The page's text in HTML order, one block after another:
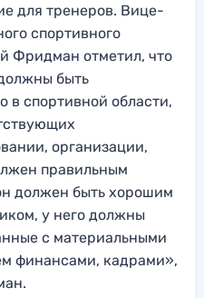
для тренеров. Вице-
спортивного
Фридман отметил, что
быть
в спортивной области,
организации,
правильным
должен быть хорошим
у него должны
с материальными
финансами, кадрами»,